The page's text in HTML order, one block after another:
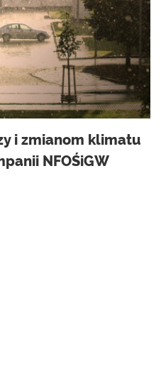
i zmianom klimatu
NFOŚiGW